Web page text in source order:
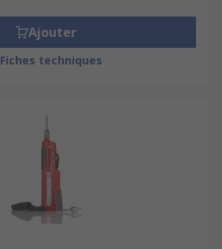
Ajouter
Fiches techniques